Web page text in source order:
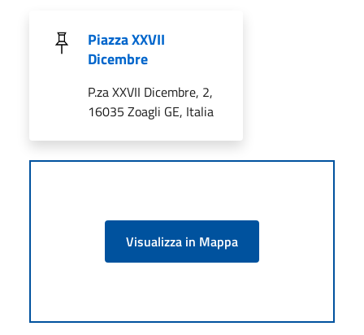
Piazza XXVII
Dicembre
P.za XXVII Dicembre, 2,
16035 Zoagli GE, Italia
Visualizza in Mappa